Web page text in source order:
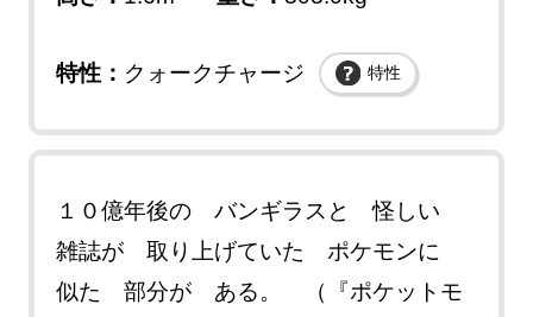
特性： クォークチャージ 特性
１０億年後の バンギラスと 怪しい
雑誌が 取り上げていた ポケモンに
似た 部分が ある。 （『ポケットモ